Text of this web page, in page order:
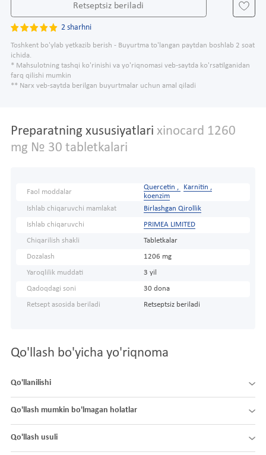
Retseptsiz beriladi
2 sharhni
Toshkent bo'ylab yetkazib berish - Buyurtma to'langan paytdan boshlab 2 soat
ichida.
* Mahsulotning tashqi ko'rinishi va yo'riqnomasi veb-saytda ko'rsatilganidan
farq qilishi mumkin
** Narx veb-saytda berilgan buyurtmalar uchun amal qiladi
Preparatning xususiyatlari xinocard 1260
mg № 30 tabletkalari
Faol moddalar
Quercetin ,
Karnitin ,
koenzim
Ishlab chiqaruvchi mamlakat
Birlashgan Qirollik
Ishlab chiqaruvchi PRIMEA LIMITED
Chiqarilish shakli Tabletkalar
Dozalash 1206 mg
Yaroqlilik muddati 3 yil
Qadoqdagi soni 30 dona
Retsept asosida beriladi Retseptsiz beriladi
Qo'llash bo'yicha yo'riqnoma
Qo'llanilishi
Qo'llash mumkin bo'lmagan holatlar
Qo'llash usuli